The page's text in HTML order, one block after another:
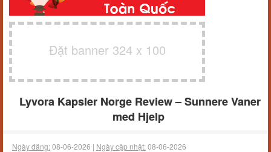
Đặt banner 324 x 100
Lyvora Kapsler Norge Review – Sunnere Vaner
med Hjelp
Ngày đăng:08-06-2026 | Ngày cập nhật:08-06-2026